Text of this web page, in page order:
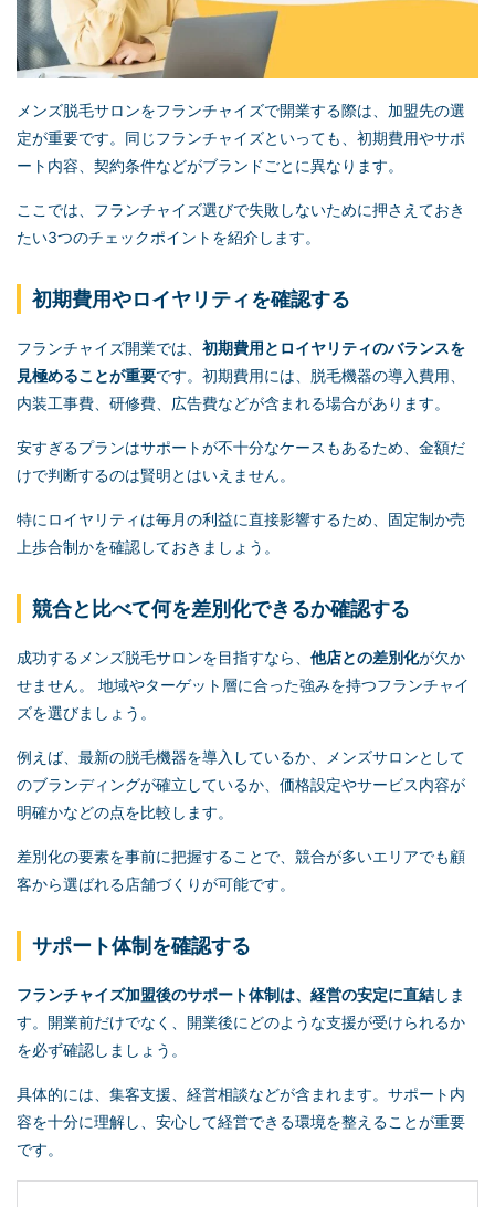
メンズ脱毛サロンをフランチャイズで開業する際は、加盟先の選
定が重要です。同じフランチャイズといっても、初期費用やサポ
ート内容、契約条件などがブランドごとに異なります。
ここでは、フランチャイズ選びで失敗しないために押さえておき
たい3つのチェックポイントを紹介します。
初期費用やロイヤリティを確認する
フランチャイズ開業では、 初期費用とロイヤリティのバランスを
見極めることが重要です。初期費用には、脱毛機器の導入費用、
内装工事費、研修費、広告費などが含まれる場合があります。
安すぎるプランはサポートが不十分なケースもあるため、金額だ
けで判断するのは賢明とはいえません。
特にロイヤリティは毎月の利益に直接影響するため、固定制か売
上歩合制かを確認しておきましょう。
競合と比べて何を差別化できるか確認する
成功するメンズ脱毛サロンを目指すなら、 他店との差別化が欠か
せません。 地域やターゲット層に合った強みを持つフランチャイ
ズを選びましょう。
例えば、最新の脱毛機器を導入しているか、メンズサロンとして
のブランディングが確立しているか、価格設定やサービス内容が
明確かなどの点を比較します。
差別化の要素を事前に把握することで、競合が多いエリアでも顧
客から選ばれる店舗づくりが可能です。
サポート体制を確認する
フランチャイズ加盟後のサポート体制は、経営の安定に直結しま
す。開業前だけでなく、開業後にどのような支援が受けられるか
を必ず確認しましょう。
具体的には、集客支援、経営相談などが含まれます。サポート内
容を十分に理解し、安心して経営できる環境を整えることが重要
です。